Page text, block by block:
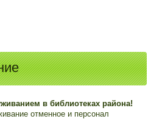
в библиотеках района!
отменное и персонал